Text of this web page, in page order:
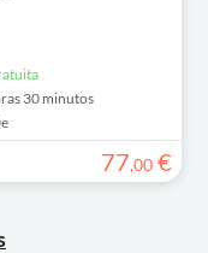
30 minutos
77,00 €